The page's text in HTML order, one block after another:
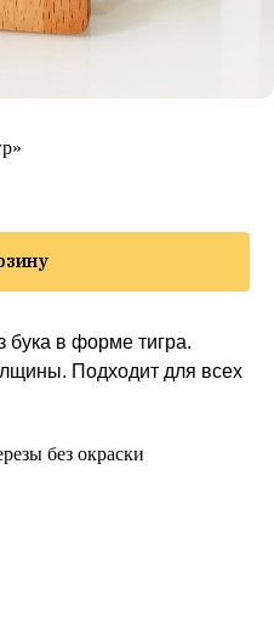
бука в форме тигра.
Подходит для всех
без окраски